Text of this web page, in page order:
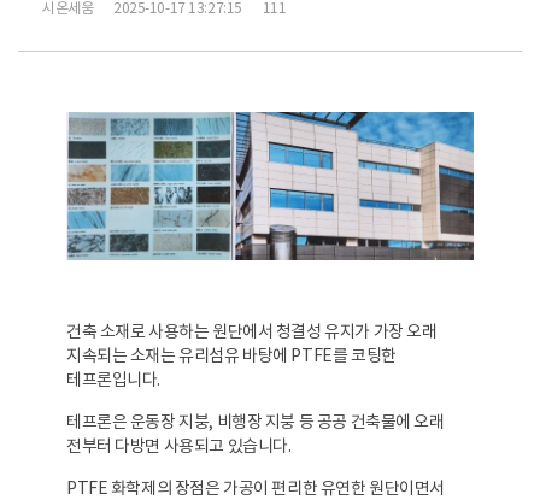
시온세움 2025-10-17 13:27:15 111
건축 소재로 사용하는 원단에서 청결성 유지가 가장 오래
지속되는 소재는 유리섬유 바탕에 PTFE를 코팅한
테프론입니다.
테프론은 운동장 지붕, 비행장 지붕 등 공공 건축물에 오래
전부터 다방면 사용되고 있습니다.
PTFE 화학제의 장점은 가공이 편리한 유연한 원단이면서